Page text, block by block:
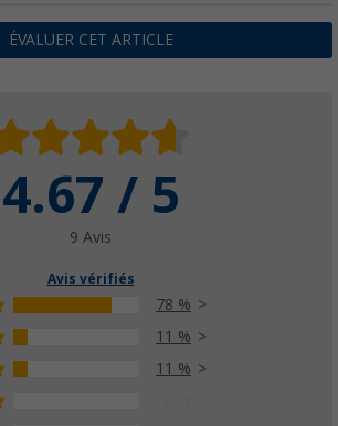
ÉVALUER CET ARTICLE
4.67 / 5
9 Avis
Avis vérifiés
78 %
11 %
11 %